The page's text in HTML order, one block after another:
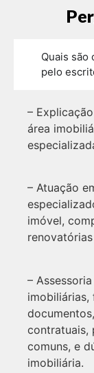
Quais
pelo
–
área
– Atuação
imóvel,
–
contratuais,
comuns, e
imobiliária.